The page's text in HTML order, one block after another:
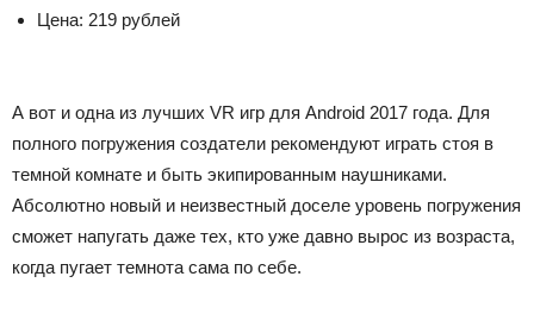
Цена: 219 рублей
А вот и одна из лучших VR игр для Android 2017 года. Для
полного погружения создатели рекомендуют играть стоя в
темной комнате и быть экипированным наушниками.
Абсолютно новый и неизвестный доселе уровень погружения
сможет напугать даже тех, кто уже давно вырос из возраста,
когда пугает темнота сама по себе.